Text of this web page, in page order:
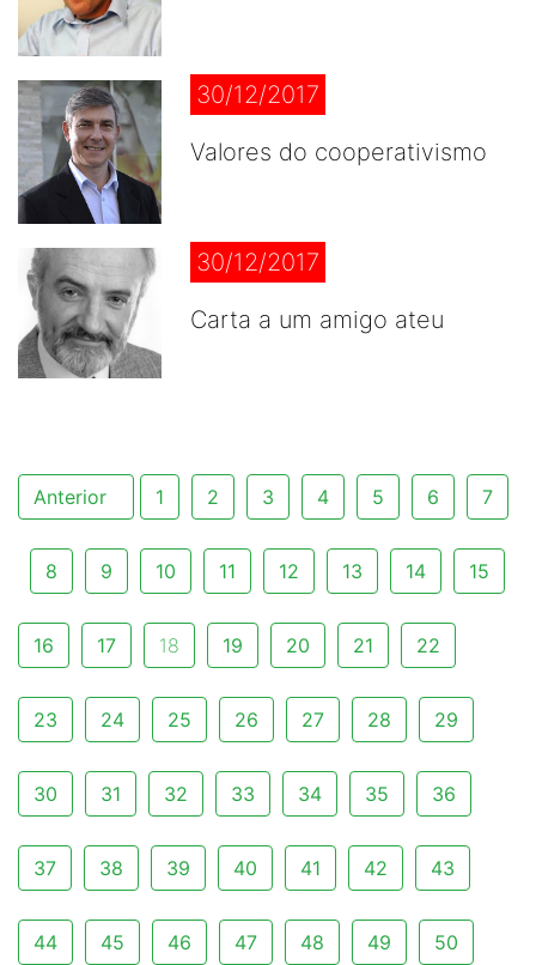
30/12/2017
Valores do cooperativismo
30/12/2017
Carta a um amigo ateu
Anterior 1 2 3 4 5 6 7
8 9 10 11 12 13 14 15
16 17 18 19 20 21 22
23 24 25 26 27 28 29
30 31 32 33 34 35 36
37 38 39 40 41 42 43
44 45 46 47 48 49 50